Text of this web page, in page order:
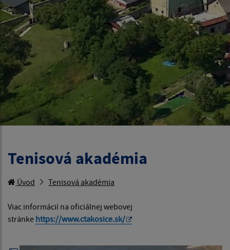
Tenisová akadémia
Úvod Tenisová akadémia
Viac informácií na oficiálnej webovej
stránke https://www.ctakosice.sk/